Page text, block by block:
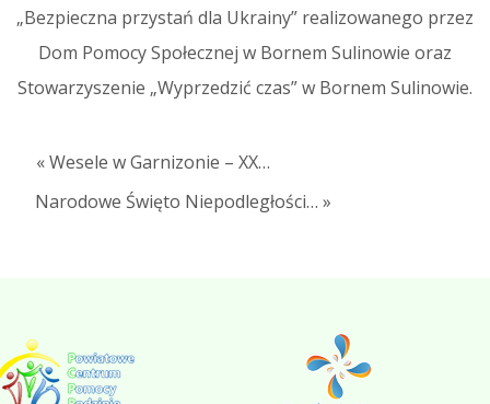
„Bezpieczna przystań dla Ukrainy” realizowanego przez
Dom Pomocy Społecznej w Bornem Sulinowie oraz
Stowarzyszenie „Wyprzedzić czas” w Bornem Sulinowie.
« Wesele w Garnizonie – XX…
Narodowe Święto Niepodległości… »